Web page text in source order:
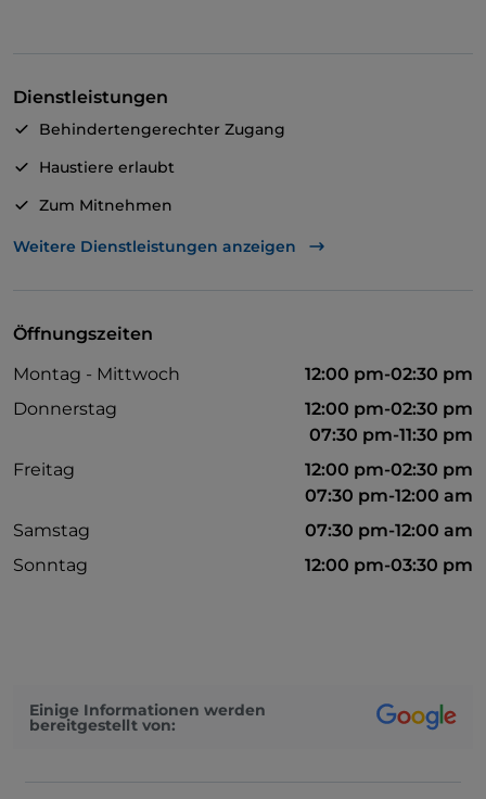
Dienstleistungen
Behindertengerechter Zugang
Haustiere erlaubt
Zum Mitnehmen
Behindertengerechtes Badezimmer
Weitere Dienstleistungen anzeigen
Öffnungszeiten
Montag - Mittwoch
12:00 pm-02:30 pm
Donnerstag
12:00 pm-02:30 pm
07:30 pm-11:30 pm
Freitag
12:00 pm-02:30 pm
07:30 pm-12:00 am
Samstag
07:30 pm-12:00 am
Sonntag
12:00 pm-03:30 pm
Einige Informationen werden
bereitgestellt von: